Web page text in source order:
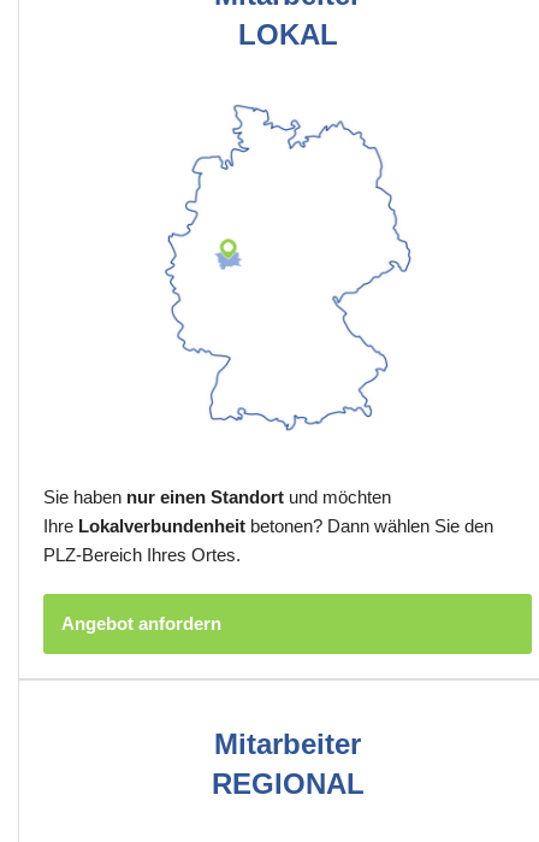
LOKAL
Sie haben nur einen Standort und möchten
Ihre Lokalverbundenheit betonen? Dann wählen Sie den
PLZ-Bereich Ihres Ortes.
Angebot anfordern
Mitarbeiter
REGIONAL